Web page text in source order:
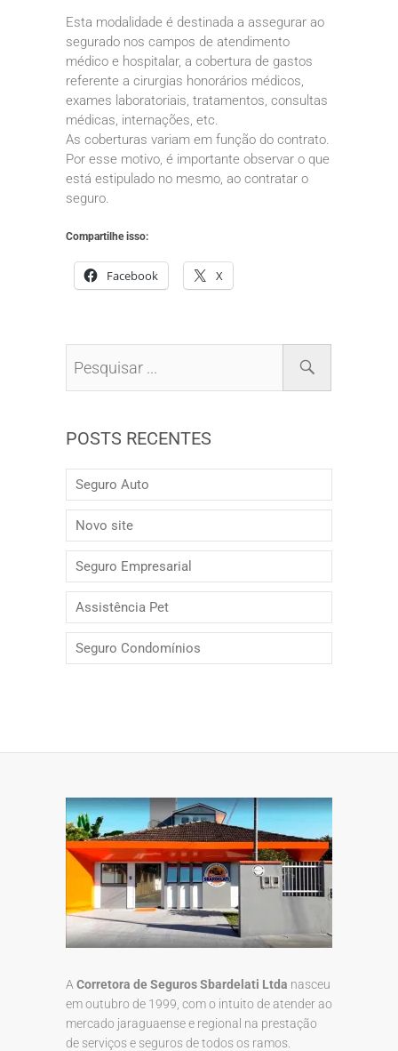
Esta modalidade é destinada a assegurar ao
segurado nos campos de atendimento
médico e hospitalar, a cobertura de gastos
referente a cirurgias honorários médicos,
exames laboratoriais, tratamentos, consultas
médicas, internações, etc.
As coberturas variam em função do contrato.
Por esse motivo, é importante observar o que
está estipulado no mesmo, ao contratar o
seguro.
Compartilhe isso:
Facebook X
POSTS RECENTES
Seguro Auto
Novo site
Seguro Empresarial
Assistência Pet
Seguro Condomínios
A Corretora de Seguros Sbardelati Ltda nasceu
em outubro de 1999, com o intuito de atender ao
mercado jaraguaense e regional na prestação
de serviços e seguros de todos os ramos.